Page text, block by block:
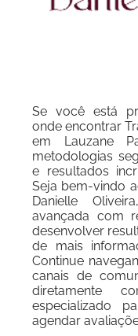
Se você está
onde encontrar
em Lauzane
metodologias
e resultados
Seja bem-vindo
Danielle
avançada com
desenvolver
de mais
Continue
canais de
diretamente
especializado
agendar